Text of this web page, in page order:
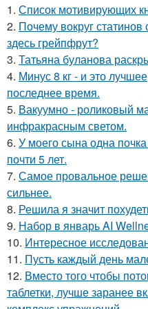
1. Список мотивирующих
2. Почему вокруг
здесь грейпфрут?
3. Татьяна буланова
4. Минус 8 кг - и это
последнее время.
5. Вакуумно - роликовый
инфракрасным светом.
6. У моего сына одна
почти 5 лет.
7. Самое провальное
сильнее.
8. Решила я значит
9. Набор в январь AI
10. Интересное
11. Пусть каждый день
12. Вместо того чтобы
таблетки, лучше заранее